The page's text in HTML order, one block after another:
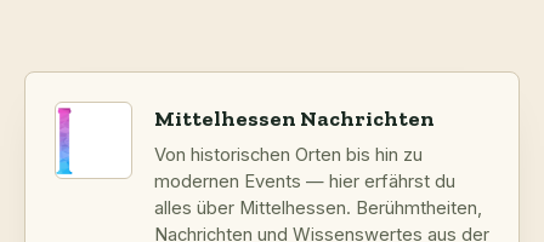
Mittelhessen Nachrichten
Von historischen Orten bis hin zu
modernen Events — hier erfährst du
alles über Mittelhessen. Berühmtheiten,
Nachrichten und Wissenswertes aus der